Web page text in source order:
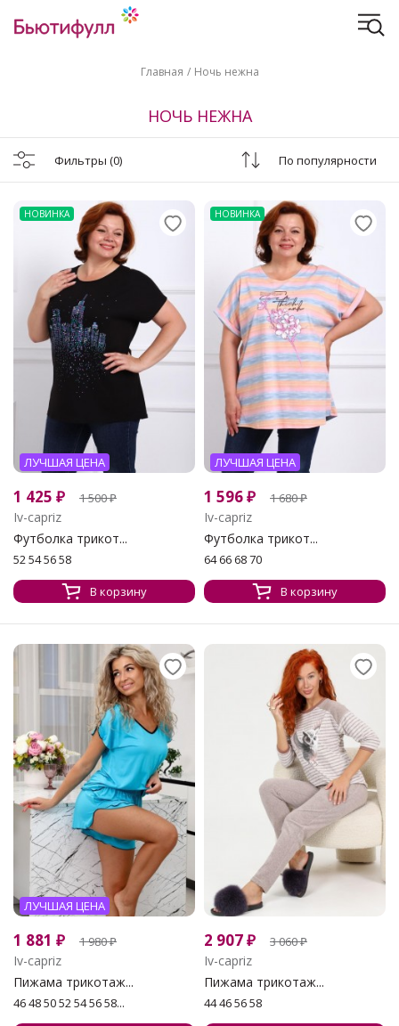
Главная Ночь нежна
НОЧЬ НЕЖНА
Фильтры (0) По популярности
НОВИНКА
ЛУЧШАЯ ЦЕНА
1 425 ₽ 1 500₽
Iv-capriz
Футболка трикот...
52 54 56 58
В корзину
НОВИНКА
ЛУЧШАЯ ЦЕНА
1 596₽ 1 680₽
Iv-capriz
Футболка трикот...
64 66 68 70
В корзину
ЛУЧШАЯ ЦЕНА
1 881 ₽ 1 980₽
Iv-capriz
Пижама трикотаж...
46 48 50 52 54 56 58...
2 907₽ 3 060₽
Iv-capriz
Пижама трикотаж...
44 46 56 58